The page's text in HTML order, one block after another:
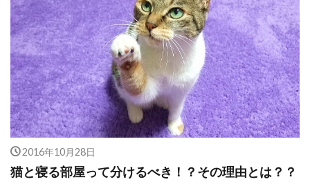
2016年10月28日
猫と寝る部屋って分けるべき！？その理由とは？？